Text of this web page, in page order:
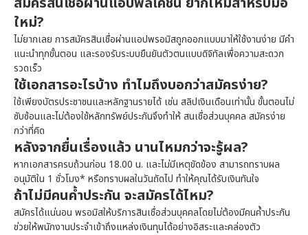
ใหม่?
ไม่ยากเลย การสมัครสินเชื่อผ่านแอปพรอมิสถูกออกแบบมาให้ใช้งานง่าย มีคำ
แนะนำทุกขั้นตอน และรองรับระบบยืนยันตัวตนแบบดิจิทัลเพื่อความสะดวก
รวดเร็ว
ใช้เอกสารอะไรบ้าง ทำไมถึงบอกว่าสมัครง่าย?
ใช้เพียงบัตรประชาชนและหลักฐานรายได้ เช่น สลิปเงินเดือนเท่านั้น ขั้นตอนไม่
ซับซ้อนและไม่ต้องใช้หลักทรัพย์ประกันจึงทำให้ สนเชื่อส่วนบุคคล สมัครง่าย
กว่าที่คิด
หลังจากยื่นเรื่องแล้ว นานไหมกว่าจะรู้ผล?
หากเอกสารครบถ้วนก่อน 18.00 น. และไม่มีเหตุขัดข้อง สามารถทราบผล
อนุมัติใน 1 ชั่วโมง* หรือทราบผลในวันถัดไป ทำให้คุณได้รับเงินทันใจ
ถ้าไม่มีคนค้ำประกัน จะสมัครได้ไหม?
สมัครได้แน่นอน พรอมิสให้บริการสินเชื่อส่วนบุคคลโดยไม่ต้องมีคนค้ำประกัน
ช่วยให้พนักงานประจำเข้าถึงแหล่งเงินทุนได้อย่างอิสระและคล่องตัว